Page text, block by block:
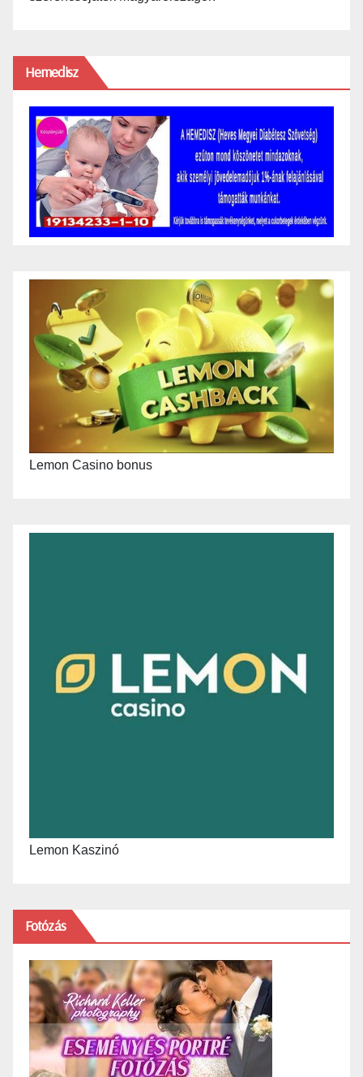
Hemedisz
Lemon Casino bonus
Lemon Kaszinó
Fotózás